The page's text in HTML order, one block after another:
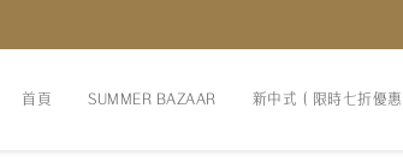
首頁 SUMMER BAZAAR 新中式（限時七折優